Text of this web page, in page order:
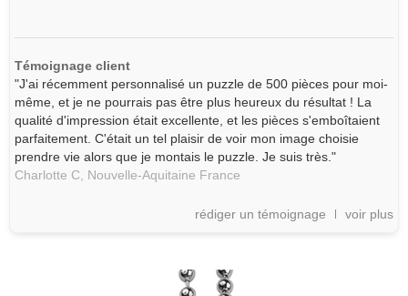
Témoignage client
"J'ai récemment personnalisé un puzzle de 500 pièces pour moi-
même, et je ne pourrais pas être plus heureux du résultat ! La
qualité d'impression était excellente, et les pièces s'emboîtaient
parfaitement. C'était un tel plaisir de voir mon image choisie
prendre vie alors que je montais le puzzle. Je suis très."
Charlotte C,
Nouvelle-Aquitaine France
rédiger un témoignage voir plus